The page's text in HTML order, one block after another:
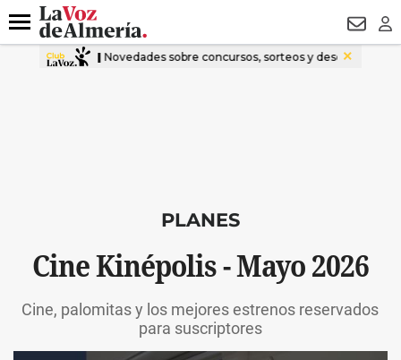
DESTACADO
Menú
PLANES
Cine Kinépolis - Mayo 2026
Cine, palomitas y los mejores estrenos reservados
para suscriptores